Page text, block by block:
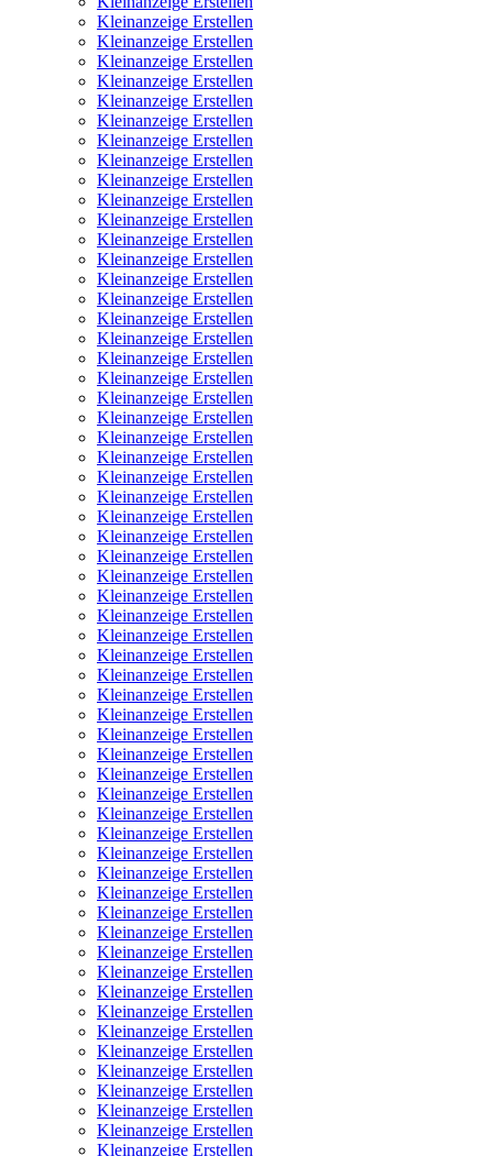
Kleinanzeige Erstellen
Kleinanzeige Erstellen
Kleinanzeige Erstellen
Kleinanzeige Erstellen
Kleinanzeige Erstellen
Kleinanzeige Erstellen
Kleinanzeige Erstellen
Kleinanzeige Erstellen
Kleinanzeige Erstellen
Kleinanzeige Erstellen
Kleinanzeige Erstellen
Kleinanzeige Erstellen
Kleinanzeige Erstellen
Kleinanzeige Erstellen
Kleinanzeige Erstellen
Kleinanzeige Erstellen
Kleinanzeige Erstellen
Kleinanzeige Erstellen
Kleinanzeige Erstellen
Kleinanzeige Erstellen
Kleinanzeige Erstellen
Kleinanzeige Erstellen
Kleinanzeige Erstellen
Kleinanzeige Erstellen
Kleinanzeige Erstellen
Kleinanzeige Erstellen
Kleinanzeige Erstellen
Kleinanzeige Erstellen
Kleinanzeige Erstellen
Kleinanzeige Erstellen
Kleinanzeige Erstellen
Kleinanzeige Erstellen
Kleinanzeige Erstellen
Kleinanzeige Erstellen
Kleinanzeige Erstellen
Kleinanzeige Erstellen
Kleinanzeige Erstellen
Kleinanzeige Erstellen
Kleinanzeige Erstellen
Kleinanzeige Erstellen
Kleinanzeige Erstellen
Kleinanzeige Erstellen
Kleinanzeige Erstellen
Kleinanzeige Erstellen
Kleinanzeige Erstellen
Kleinanzeige Erstellen
Kleinanzeige Erstellen
Kleinanzeige Erstellen
Kleinanzeige Erstellen
Kleinanzeige Erstellen
Kleinanzeige Erstellen
Kleinanzeige Erstellen
Kleinanzeige Erstellen
Kleinanzeige Erstellen
Kleinanzeige Erstellen
Kleinanzeige Erstellen
Kleinanzeige Erstellen
Kleinanzeige Erstellen